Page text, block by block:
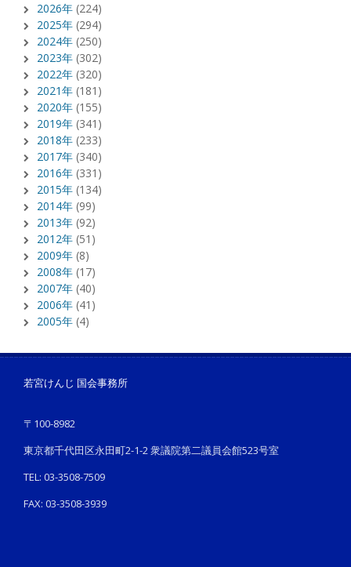
2026年 (224)
2025年 (294)
2024年 (250)
2023年 (302)
2022年 (320)
2021年 (181)
2020年 (155)
2019年 (341)
2018年 (233)
2017年 (340)
2016年 (331)
2015年 (134)
2014年 (99)
2013年 (92)
2012年 (51)
2009年 (8)
2008年 (17)
2007年 (40)
2006年 (41)
2005年 (4)
若宮けんじ 国会事務所
〒100-8982
東京都千代田区永田町2-1-2 衆議院第二議員会館523号室
TEL: 03-3508-7509
FAX: 03-3508-3939